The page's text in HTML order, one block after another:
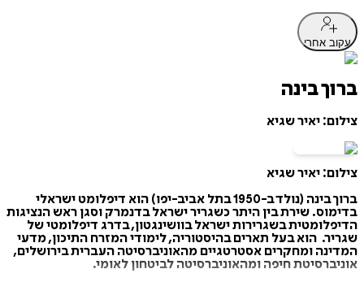
עקוב אחרי
ברוך בינה
צילום: יאיר שגיא
צילום: יאיר שגיא
ברוך בינה (נולד ב-1950 בתל אביב-יפו) הוא דיפלומט ישראלי
בדימוס. שירת בין היתר כשגריר ישראל בדנמרק וסגן ראש הנציגות
הדיפלומטית בשגרירות ישראל בוושינגטון, בדרג דיפלומטי של
שגריר. הוא בעל תארים בהיסטוריה, לימודי המזרח התיכון, מדעי
המדינה ומחקרים אסטרטגיים מהאוניברסיטה העברית בירושלים,
אוניברסיטת חיפה ומהאוניברסיטה לביטחון לאומי.